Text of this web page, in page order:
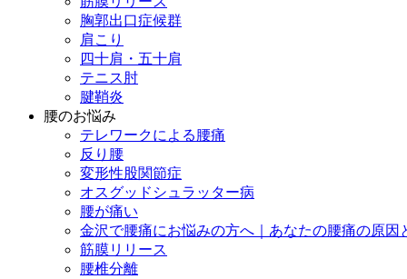
胸郭出口症候群
肩こり
四十肩・五十肩
テニス肘
腱鞘炎
腰のお悩み
テレワークによる腰痛
反り腰
変形性股関節症
オスグッドシュラッター病
腰が痛い
金沢で腰痛にお悩みの方へ｜あなたの腰痛の原因
筋膜リリース
腰椎分離